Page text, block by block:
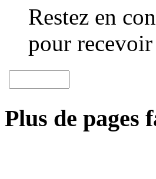
Restez en
pour
Plus de pages